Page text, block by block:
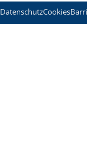
DatenschutzCookies